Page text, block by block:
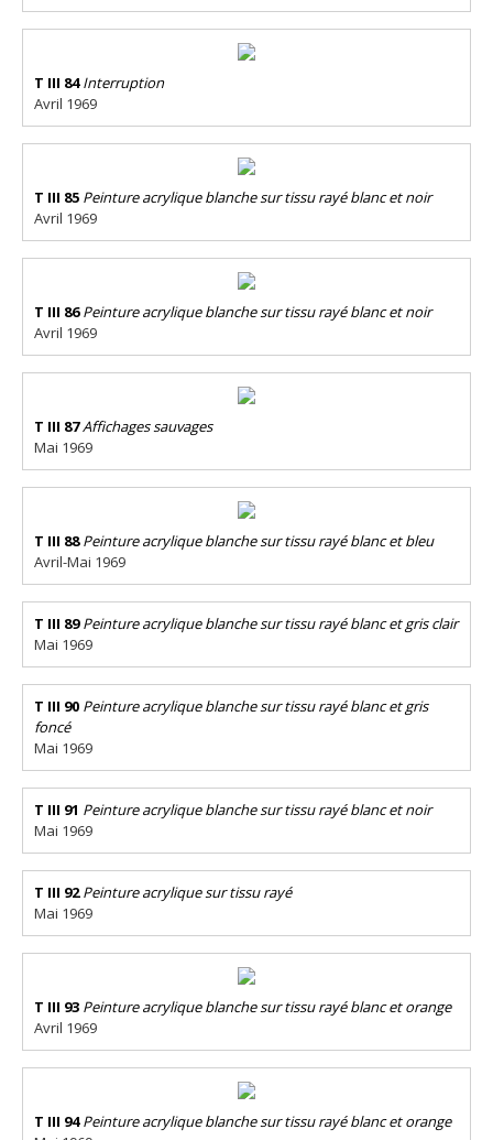
T III 84 Interruption
Avril 1969
T III 85 Peinture acrylique blanche sur tissu rayé blanc et noir
Avril 1969
T III 86 Peinture acrylique blanche sur tissu rayé blanc et noir
Avril 1969
T III 87Affichages sauvages
Mai 1969
T III 88 Peinture acrylique blanche sur tissu rayé blanc et bleu
Avril-Mai 1969
T III 89 Peinture acrylique blanche sur tissu rayé blanc et gris clair
Mai 1969
T III 90 Peinture acrylique blanche sur tissu rayé blanc et gris
foncé
Mai 1969
T III 91 Peinture acrylique blanche sur tissu rayé blanc et noir
Mai 1969
T III 92 Peinture acrylique sur tissu rayé
Mai 1969
T III 93 Peinture acrylique blanche sur tissu rayé blanc et orange
Avril 1969
T III 94 Peinture acrylique blanche sur tissu rayé blanc et orange